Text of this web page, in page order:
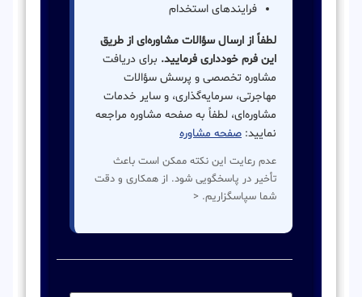
فرایندهای استخدام
لطفاً از ارسال سؤالات مشاوره‌ای از طریق
این فرم خودداری فرمایید. برای دریافت
مشاوره تخصصی و پرسش سؤالات
مهاجرتی، سرمایه‌گذاری، و سایر خدمات
مشاوره‌ای، لطفاً به صفحه مشاوره مراجعه
نمایید: صفحه مشاوره
عدم رعایت این نکته ممکن است باعث
تأخیر در پاسخگویی شود. از همکاری و دقت
شما سپاسگزاریم. <
نام